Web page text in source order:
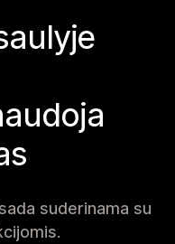
suderinama su